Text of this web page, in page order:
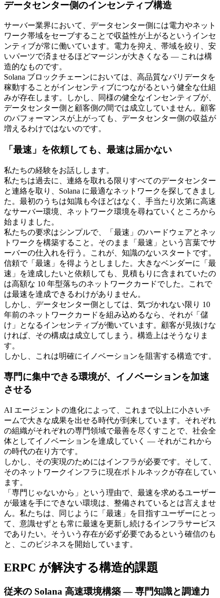
データセンター側のインセンティブ構造
サーバー業界において、データセンター側には電力やネット
ワーク帯域をセーブすることで収益性が上がるというインセ
ンティブが常に働いています。電力を抑え、帯域を絞り、安
いパーツで済ませるほどマージンが大きくなる — これは構
造的なものです。
Solana ブロックチェーンにおいては、高品質なバリデータを
稼動することがインセンティブにつながるという健全な仕組
みが存在します。しかし、同様の健全なインセンティブが、
データセンター側と顧客側の間では成立していません。顧客
のパフォーマンスが上がっても、データセンター側の収益が
増えるわけではないのです。
「最速」を依頼しても、最速は届かない
私たちの経験をお話しします。
私たちは過去に、連絡を取れる限りすべてのデータセンター
と連絡を取り、Solana に最適なネットワークを探してきまし
た。最初のうちは知識も今ほどはなく、手当たり次第に高速
なサーバー環境、ネットワーク環境を尋ねていくところから
始まりました。
私たちの要求はシンプルで、「最速」のハードウェアとネッ
トワークを構築すること。そのまま「最速」という言葉でサ
ーバーの仕入れを行う。これが、知識のないスタートです。
信頼で「最速」を得ようとしました。大きなベンダーに「最
速」を達成したいと依頼しても、見積もりに含まれていたの
は高額な 10 年型落ちのネットワークカードでした。これで
は最速を達成できるわけがありません。
しかし、データセンター側としては、気づかれない限り 10
年前のネットワークカードを組み込めるなら、それが「儲
け」となるインセンティブが働いています。顧客が見抜けな
ければ、その構成は成立してしまう。構造上はそうなりま
す。
しかし、これは明確にイノベーションを阻害する構造です。
専門に集中できる環境が、イノベーションを加速
させる
AI エージェントの進化によって、これまで以上に小さいチ
ームで大きな成果を出せる時代が到来しています。それぞれ
の組織がそれぞれの専門領域で最善を尽くすことで、社会全
体としてイノベーションを達成していく — それがこれから
の時代の在り方です。
しかし、その実現のためにはインフラが必要です。そして、
そのネットワークインフラに現在ボトルネックが存在してい
ます。
「専門じゃないから」という理由で、最速を求めるユーザー
が最速を手にできない環境は、整備されているとは言えませ
ん。私たちは、同じように「最速」を目指すユーザーにとっ
て、意識せずとも常に最速を更新し続けるインフラサービス
でありたい。そういう存在が必ず必要であるという確信のも
と、このビジネスを開始しています。
ERPC が解決する構造的課題
従来の Solana 高速環境構築 — 専門知識と調達力